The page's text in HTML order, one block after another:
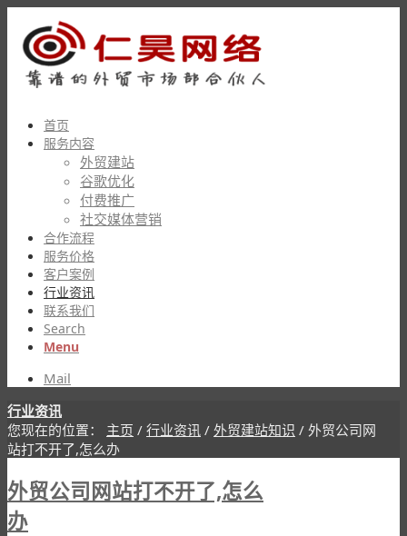
首页
服务内容
外贸建站
谷歌优化
付费推广
社交媒体营销
合作流程
服务价格
客户案例
行业资讯
联系我们
Search
Menu
Mail
行业资讯
您现在的位置：
主页 / 行业资讯 / 外贸建站知识 / 外贸公司网
站打不开了,怎么办
外贸公司网站打不开了,怎么
办